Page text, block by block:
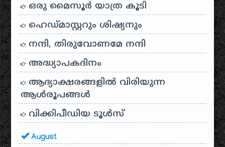
ഒരു മൈസൂർ യാത്ര കൂടി
ഹെഡ്മാസ്റ്ററും ശിഷ്യനും
നന്ദി, തിരുവോണമേ നന്ദി
അദ്ധ്യാപകദിനം
ആദ്യാക്ഷരങ്ങളിൽ വിരിയുന്ന
ആൾരൂപങ്ങൾ
വിക്കിപീഡിയ ടൂൾസ്
August